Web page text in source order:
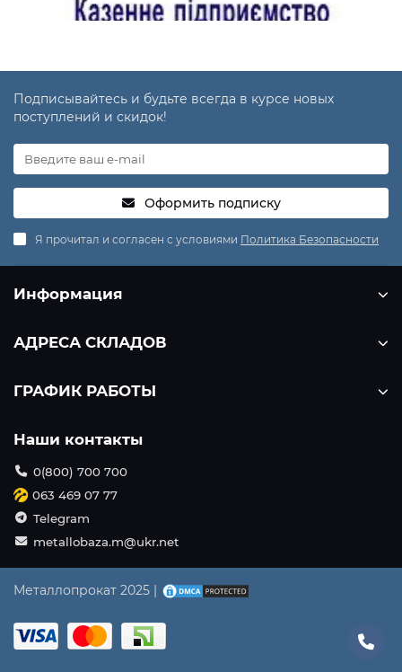
Подписывайтесь и будьте всегда в курсе новых
поступлений и скидок!
Оформить подписку
Я прочитал и согласен с условиями Политика Безопасности
Информация
АДРЕСА СКЛАДОВ
ГРАФИК РАБОТЫ
Наши контакты
0(800) 700 700
063 469 07 77
Telegram
metallobaza.m@ukr.net
Металлопрокат 2025 |